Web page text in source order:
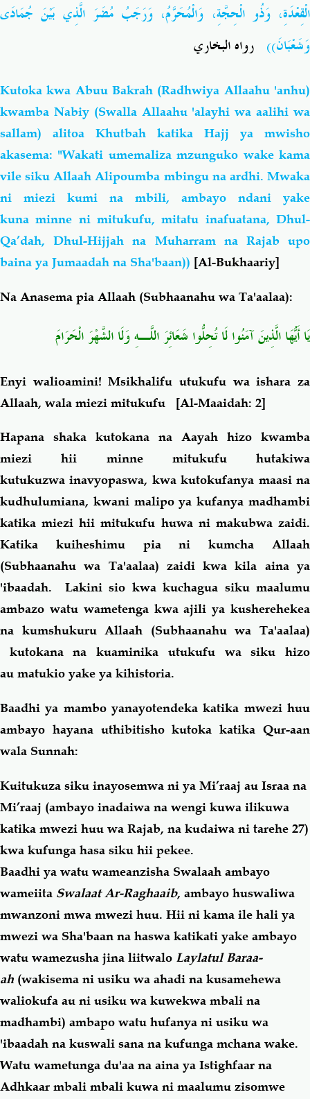
الْقِعْدَةِ، وَذُو الْحِجَّةِ، وَالْمُحَرَّمُ، وَرَجَبُ مُضَرَ الَّذِي بَيْنَ جُمَادَى
وَشَعْبَانَ)) رواه البخاري
Kutoka kwa Abuu Bakrah (Radhwiya Allaahu 'anhu)
kwamba Nabiy (Swalla Allaahu 'alayhi wa aalihi wa
sallam) alitoa Khutbah katika Hajj ya mwisho
akasema: "Wakati umemaliza mzunguko wake kama
vile siku Allaah Alipoumba mbingu na ardhi. Mwaka
ni miezi kumi na mbili, ambayo ndani yake
kuna minne ni mitukufu, mitatu inafuatana, Dhul-
Qa’dah, Dhul-Hijjah na Muharram na Rajab upo
baina ya Jumaadah na Sha'baan)) [Al-Bukhaariy]
Na Anasema pia Allaah (Subhaanahu wa Ta'aalaa):
يَا أَيُّهَا الَّذِينَ آمَنُوا لَا تُحِلُّوا شَعَائِرَ اللَّـهِ وَلَا الشَّهْرَ الْحَرَامَ
Enyi walioamini! Msikhalifu utukufu wa ishara za
Allaah, wala miezi mitukufu
[Al-Maaidah: 2]
Hapana shaka kutokana na Aayah hizo kwamba
miezi hii minne mitukufu hutakiwa
kutukuzwa inavyopaswa, kwa kutokufanya maasi na
kudhulumiana, kwani malipo ya kufanya madhambi
katika miezi hii mitukufu huwa ni makubwa zaidi.
Katika kuiheshimu pia ni kumcha Allaah
(Subhaanahu wa Ta'aalaa) zaidi kwa kila aina ya
'ibaadah. Lakini sio kwa kuchagua siku maalumu
ambazo watu wametenga kwa ajili ya kusherehekea
na kumshukuru Allaah (Subhaanahu wa Ta'aalaa)
kutokana na kuaminika utukufu wa siku hizo
au matukio yake ya kihistoria.
Baadhi ya mambo yanayotendeka katika mwezi huu
ambayo hayana uthibitisho kutoka katika Qur-aan
wala Sunnah:
Kuitukuza siku inayosemwa ni ya Mi’raaj au Israa na
Mi’raaj (ambayo inadaiwa na wengi kuwa ilikuwa
katika mwezi huu wa Rajab, na kudaiwa ni tarehe 27)
kwa kufunga hasa siku hii pekee.
Baadhi ya watu wameanzisha Swalaah ambayo
wameiita Swalaat Ar-Raghaaib, ambayo huswaliwa
mwanzoni mwa mwezi huu. Hii ni kama ile hali ya
mwezi wa Sha'baan na haswa katikati yake ambayo
watu wamezusha jina liitwalo Laylatul Baraa-
ah (wakisema ni usiku wa ahadi na kusamehewa
waliokufa au ni usiku wa kuwekwa mbali na
madhambi) ambapo watu hufanya ni usiku wa
'ibaadah na kuswali sana na kufunga mchana wake.
Watu wametunga du'aa na aina ya Istighfaar na
Adhkaar mbali mbali kuwa ni maalumu zisomwe